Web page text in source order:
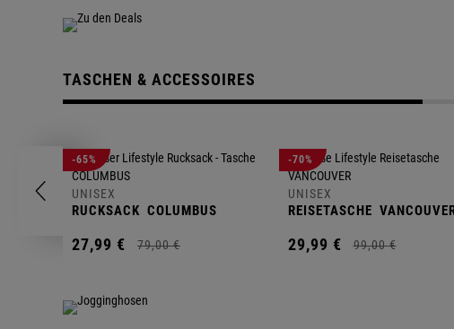
TASCHEN & ACCESSOIRES
-65%
UNISEX
RUCKSACK COLUMBUS
27,99 € 79,00 €
-70%
UNISEX
REISETASCHE
29,99 € 99,00 €